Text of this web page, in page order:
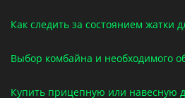
Как следить за состоянием жатки
Выбор комбайна и необходимого
Купить прицепную или навесную